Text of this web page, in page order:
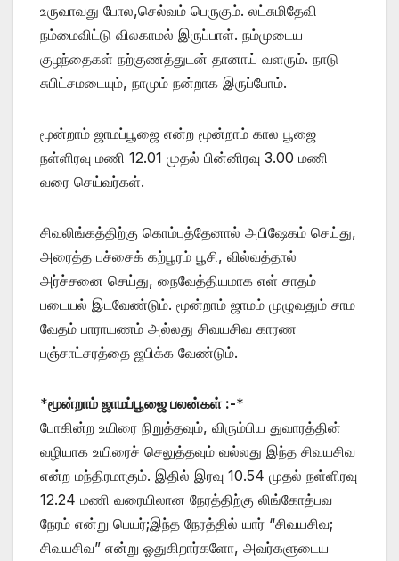
உருவாவது போல,செல்வம் பெருகும். லட்சுமிதேவி
நம்மைவிட்டு விலகாமல் இருப்பாள். நம்முடைய
குழந்தைகள் நற்குணத்துடன் தானாய் வளரும். நாடு
சுபிட்சமடையும், நாமும் நன்றாக இருப்போம்.
மூன்றாம் ஜாமப்பூஜை என்ற மூன்றாம் கால பூஜை
நள்ளிரவு மணி 12.01 முதல் பின்னிரவு 3.00 மணி
வரை செய்வர்கள்.
சிவலிங்கத்திற்கு கொம்புத்தேனால் அபிஷேகம் செய்து,
அரைத்த பச்சைக் கற்பூரம் பூசி, வில்வத்தால்
அர்ச்சனை செய்து, நைவேத்தியமாக எள் சாதம்
படையல் இடவேண்டும். மூன்றாம் ஜாமம் முழுவதும் சாம
வேதம் பாராயணம் அல்லது சிவயசிவ காரண
பஞ்சாட்சரத்தை ஜபிக்க வேண்டும்.
*மூன்றாம் ஜாமப்பூஜை பலன்கள் :-*
போகின்ற உயிரை நிறுத்தவும், விரும்பிய துவாரத்தின்
வழியாக உயிரைச் செலுத்தவும் வல்லது இந்த சிவயசிவ
என்ற மந்திரமாகும். இதில் இரவு 10.54 முதல் நள்ளிரவு
12.24 மணி வரையிலான நேரத்திற்கு லிங்கோத்பவ
நேரம் என்று பெயர்;இந்த நேரத்தில் யார் “சிவயசிவ;
சிவயசிவ” என்று ஓதுகிறார்களோ, அவர்களுடைய